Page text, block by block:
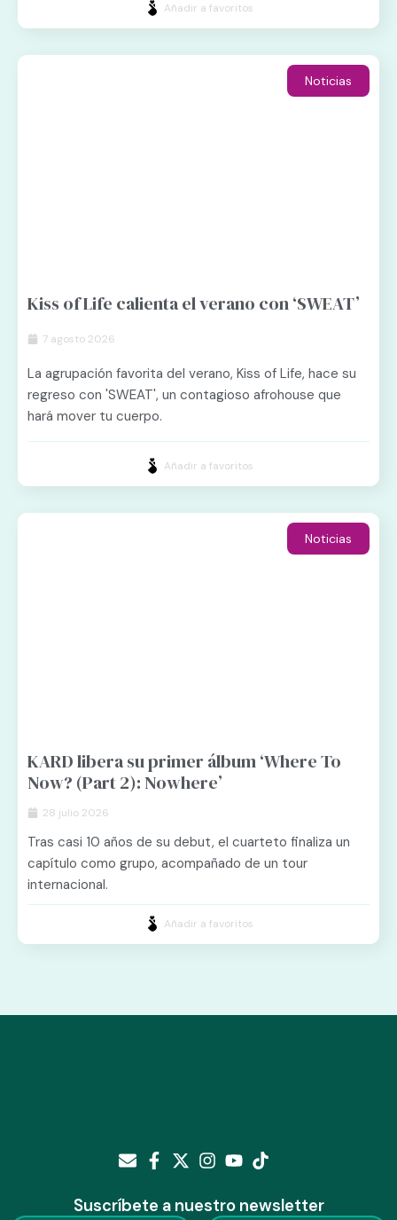
Añadir a favoritos
Noticias
Kiss of Life calienta el verano con ‘SWEAT’
7 agosto 2026
La agrupación favorita del verano, Kiss of Life, hace su
regreso con 'SWEAT', un contagioso afrohouse que
hará mover tu cuerpo.
Añadir a favoritos
Noticias
KARD libera su primer álbum ‘Where To
Now? (Part 2): Nowhere’
28 julio 2026
Tras casi 10 años de su debut, el cuarteto finaliza un
capítulo como grupo, acompañado de un tour
internacional.
Añadir a favoritos
Suscríbete a nuestro newsletter